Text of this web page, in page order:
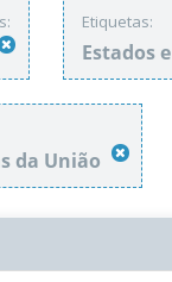
Etiquetas:
Estados
da União